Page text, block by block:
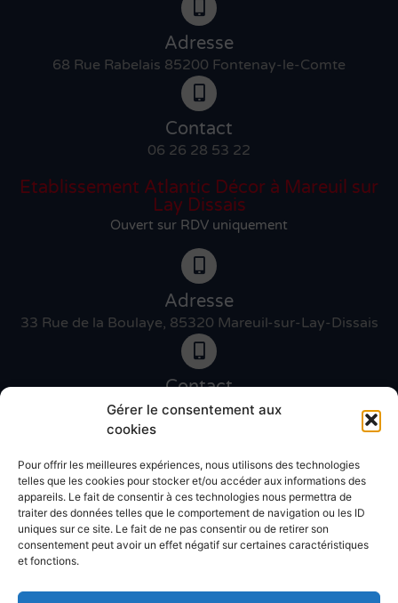
Gérer le consentement aux
cookies
Pour offrir les meilleures expériences, nous utilisons des technologies
telles que les cookies pour stocker et/ou accéder aux informations des
appareils. Le fait de consentir à ces technologies nous permettra de
traiter des données telles que le comportement de navigation ou les ID
uniques sur ce site. Le fait de ne pas consentir ou de retirer son
consentement peut avoir un effet négatif sur certaines caractéristiques
et fonctions.
Adresse
68 Rue Rabelais 85200 Fontenay-le-Comte
Contact
06 26 28 53 22
Etablissement Atlantic Décor à Mareuil sur
Lay Dissais
Ouvert sur RDV uniquement
Adresse
33 Rue de la Boulaye, 85320 Mareuil-sur-Lay-Dissais
Contact
06 46 27 89 83
Contact
02 51 30 31 09
Devis gratuit